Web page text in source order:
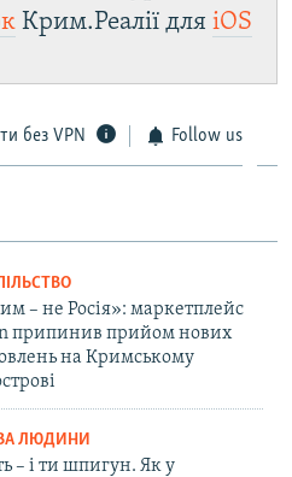
Крим.Реалії для iOS
без VPN Follow us
– не Росія»: маркетплейс
припинив прийом нових
на Кримському
ЛЮДИНИ
– і ти шпигун. Як у